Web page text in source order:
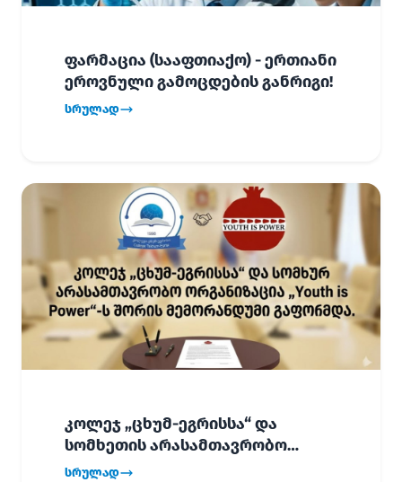
ფარმაცია (სააფთიაქო) - ერთიანი
ეროვნული გამოცდების განრიგი!
სრულად
კოლეჯ „ცხუმ-ეგრისსა“ და
სომხეთის არასამთავრობო
ორგანიზაცია „Youth is Power“-ს
სრულად